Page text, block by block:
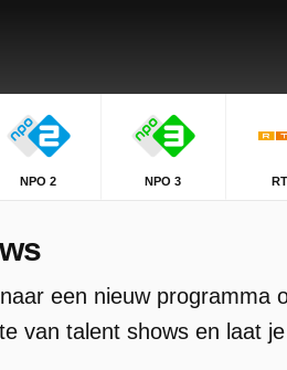
NPO 2 NPO 3
een nieuw programma
van talent shows en laat